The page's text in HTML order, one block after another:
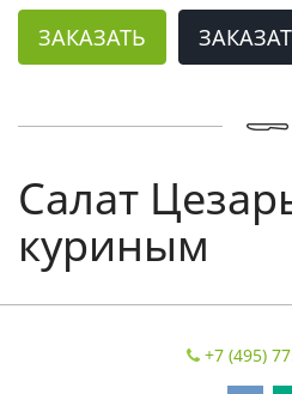
ЗАКАЗАТЬ
Салат
куриным
+7 (495)